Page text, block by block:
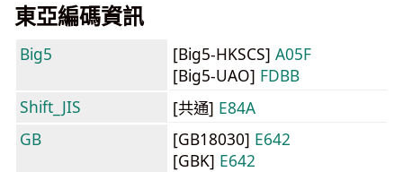
東亞編碼資訊
Big5 [Big5-HKSCS] A05F
[Big5-UAO] FDBB
Shift_JIS
[共通] E84A
GB
[GB18030] E642
[GBK] E642